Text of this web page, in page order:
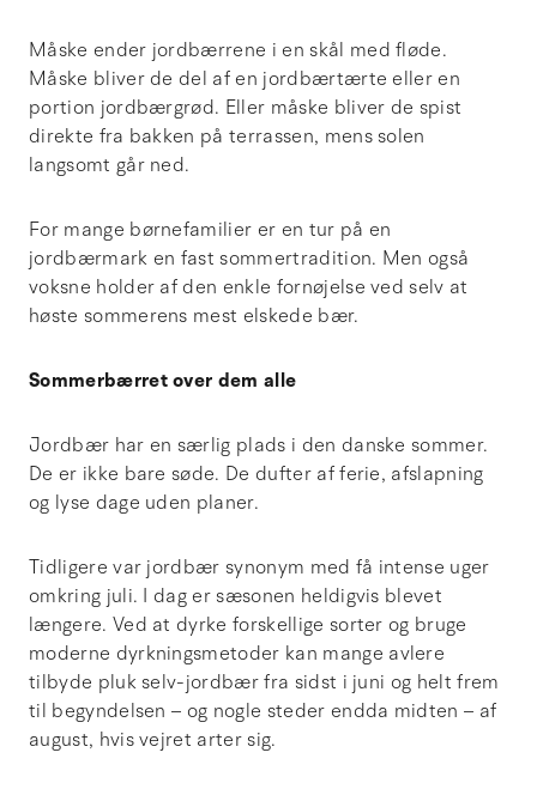
Måske ender jordbærrene i en skål med fløde.
Måske bliver de del af en jordbærtærte eller en
portion jordbærgrød. Eller måske bliver de spist
direkte fra bakken på terrassen, mens solen
langsomt går ned.
For mange børnefamilier er en tur på en
jordbærmark en fast sommertradition. Men også
voksne holder af den enkle fornøjelse ved selv at
høste sommerens mest elskede bær.
Sommerbærret over dem alle
Jordbær har en særlig plads i den danske sommer.
De er ikke bare søde. De dufter af ferie, afslapning
og lyse dage uden planer.
Tidligere var jordbær synonym med få intense uger
omkring juli. I dag er sæsonen heldigvis blevet
længere. Ved at dyrke forskellige sorter og bruge
moderne dyrkningsmetoder kan mange avlere
tilbyde pluk selv-jordbær fra sidst i juni og helt frem
til begyndelsen – og nogle steder endda midten – af
august, hvis vejret arter sig.